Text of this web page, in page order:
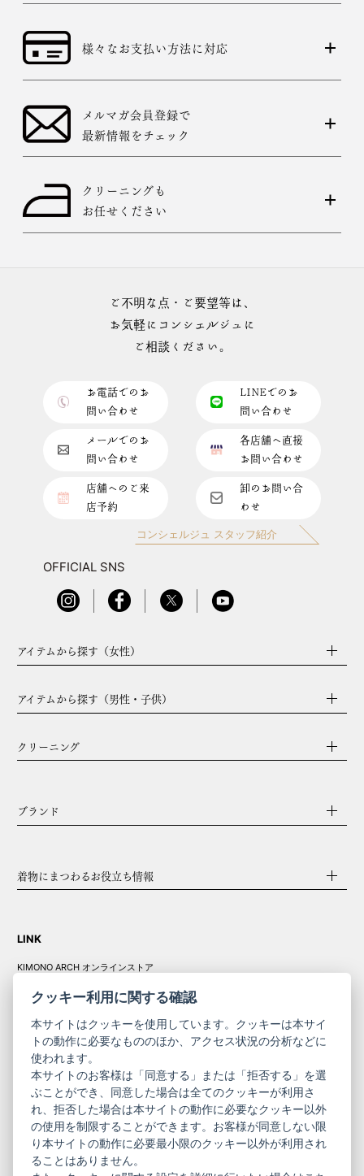
様々なお支払い方法に対応
メルマガ会員登録で
最新情報をチェック
クリーニングも
お任せください
ご不明な点・ご要望等は、
お気軽にコンシェルジュに
ご相談ください。
お電話でのお
問い合わせ
LINEでのお
問い合わせ
メールでのお
問い合わせ
各店舗へ直接
お問い合わせ
店舗へのご来
店予約
卸のお問い合
わせ
コンシェルジュ スタッフ紹介
OFFICIAL SNS
アイテムから探す（女性）
アイテムから探す（男性・子供）
クリーニング
ブランド
着物にまつわるお役立ち情報
LINK
KIMONO ARCH オンラインストア
コーポレート
サイト
きものやまと振
袖
サイト
ニュースレター
ご利用案内
お問い合わせ
プライバシーポリシー
特定商取引法に基づく表記
クッキー利用に関する確認
本サイトはクッキーを使用しています。クッキーは本サイ
トの動作に必要なもののほか、アクセス状況の分析などに
使われます。
本サイトのお客様は「同意する」または「拒否する」を選
ぶことができ、同意した場合は全てのクッキーが利用さ
れ、拒否した場合は本サイトの動作に必要なクッキー以外
の使用を制限することができます。お客様が同意しない限
り本サイトの動作に必要最小限のクッキー以外が利用され
ることはありません。